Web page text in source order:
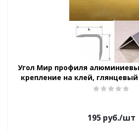
Угол Мир профиля
крепление на клей,
195руб./шт